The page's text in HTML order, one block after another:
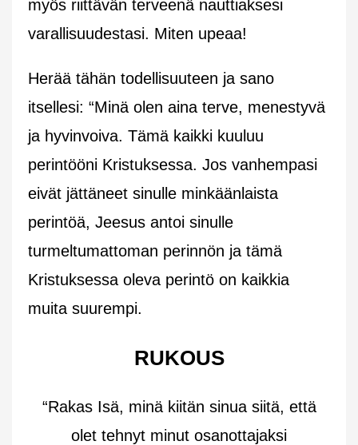
myös riittävän terveenä nauttiaksesi
varallisuudestasi. Miten upeaa!
Herää tähän todellisuuteen ja sano
itsellesi: “Minä olen aina terve, menestyvä
ja hyvinvoiva. Tämä kaikki kuuluu
perintööni Kristuksessa. Jos vanhempasi
eivät jättäneet sinulle minkäänlaista
perintöä, Jeesus antoi sinulle
turmeltumattoman perinnön ja tämä
Kristuksessa oleva perintö on kaikkia
muita suurempi.
RUKOUS
“Rakas Isä, minä kiitän sinua siitä, että
olet tehnyt minut osanottajaksi